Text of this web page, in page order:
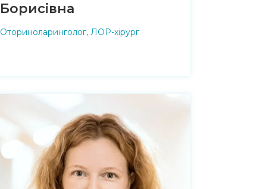
Борисівна
Оториноларинголог, ЛОР-хірург